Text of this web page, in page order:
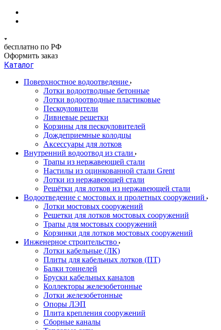
бесплатно по РФ
Оформить заказ
Каталог
Поверхностное водоотведение
Лотки водоотводные бетонные
Лотки водоотводные пластиковые
Пескоуловители
Ливневые решетки
Корзины для пескоуловителей
Дождеприемные колодцы
Аксессуары для лотков
Внутренний водоотвод из стали
Трапы из нержавеющей стали
Настилы из оцинкованной стали Grent
Лотки из нержавеющей стали
Решётки для лотков из нержавеющей стали
Водоотведение с мостовых и пролетных сооружений
Лотки мостовых сооружений
Решетки для лотков мостовых сооружений
Трапы для мостовых сооружений
Корзинки для лотков мостовых сооружений
Инженерное строительство
Лотки кабельные (ЛК)
Плиты для кабельных лотков (ПТ)
Балки тоннелей
Бруски кабельных каналов
Коллекторы железобетонные
Лотки железобетонные
Опоры ЛЭП
Плита крепления сооружений
Сборные каналы